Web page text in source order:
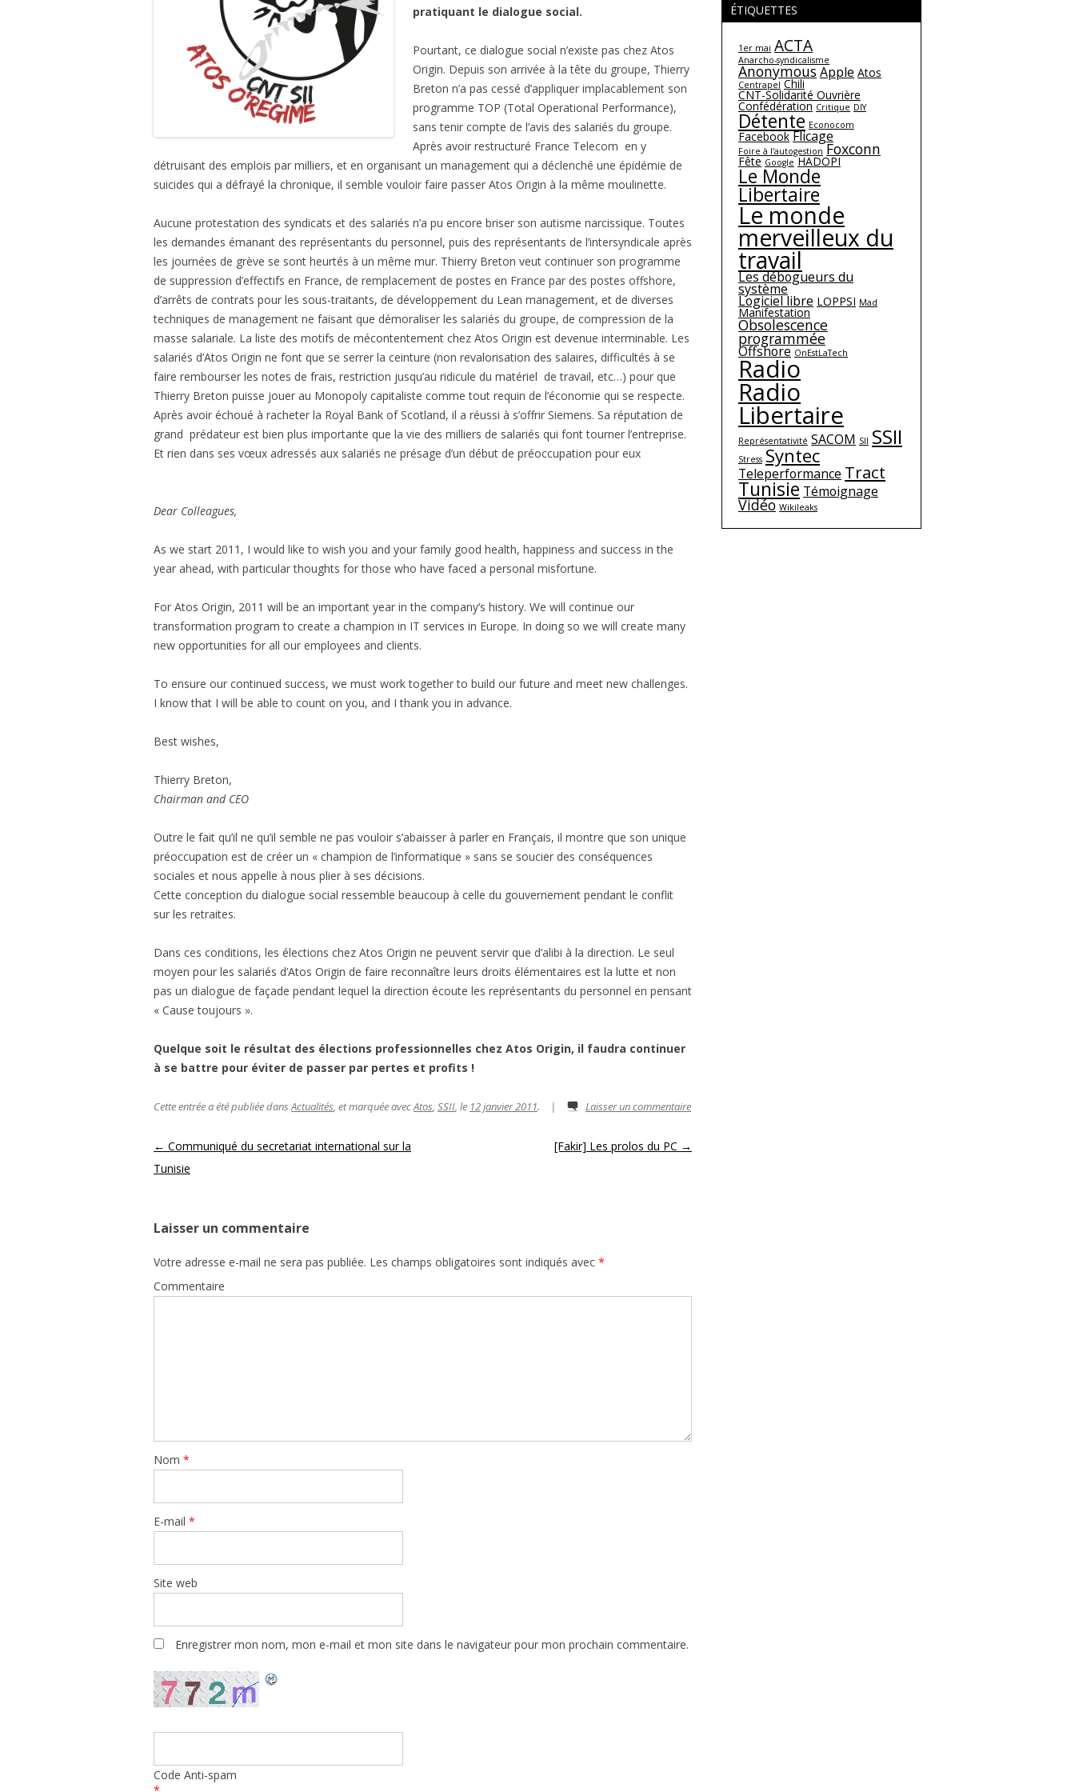
pratiquant le dialogue social.
Pourtant, ce dialogue social n’existe pas chez Atos
Origin. Depuis son arrivée à la tête du groupe, Thierry
Breton n’a pas cessé d’appliquer implacablement son
programme TOP (Total Operational Performance),
sans tenir compte de l’avis des salariés du groupe.
Après avoir restructuré France Telecom en y
détruisant des emplois par milliers, et en organisant un management qui a déclenché une épidémie de
suicides qui a défrayé la chronique, il semble vouloir faire passer Atos Origin à la même moulinette.
Aucune protestation des syndicats et des salariés n’a pu encore briser son autisme narcissique. Toutes
les demandes émanant des représentants du personnel, puis des représentants de l’intersyndicale après
les journées de grève se sont heurtés à un même mur. Thierry Breton veut continuer son programme
de suppression d’effectifs en France, de remplacement de postes en France par des postes offshore,
d’arrêts de contrats pour les sous-traitants, de développement du Lean management, et de diverses
techniques de management ne faisant que démoraliser les salariés du groupe, de compression de la
masse salariale. La liste des motifs de mécontentement chez Atos Origin est devenue interminable. Les
salariés d’Atos Origin ne font que se serrer la ceinture (non revalorisation des salaires, difficultés à se
faire rembourser les notes de frais, restriction jusqu’au ridicule du matériel de travail, etc…) pour que
Thierry Breton puisse jouer au Monopoly capitaliste comme tout requin de l’économie qui se respecte.
Après avoir échoué à racheter la Royal Bank of Scotland, il a réussi à s’offrir Siemens. Sa réputation de
grand prédateur est bien plus importante que la vie des milliers de salariés qui font tourner l’entreprise.
Et rien dans ses vœux adressés aux salariés ne présage d’un début de préoccupation pour eux
Dear Colleagues,
As we start 2011, I would like to wish you and your family good health, happiness and success in the
year ahead, with particular thoughts for those who have faced a personal misfortune.
For Atos Origin, 2011 will be an important year in the company‘s history. We will continue our
transformation program to create a champion in IT services in Europe. In doing so we will create many
new opportunities for all our employees and clients.
To ensure our continued success, we must work together to build our future and meet new challenges.
I know that I will be able to count on you, and I thank you in advance.
Best wishes,
Thierry Breton,
Chairman and CEO
Outre le fait qu’il ne qu’il semble ne pas vouloir s’abaisser à parler en Français, il montre que son unique
préoccupation est de créer un « champion de l’informatique » sans se soucier des conséquences
sociales et nous appelle à nous plier à ses décisions.
Cette conception du dialogue social ressemble beaucoup à celle du gouvernement pendant le conflit
sur les retraites.
Dans ces conditions, les élections chez Atos Origin ne peuvent servir que d’alibi à la direction. Le seul
moyen pour les salariés d’Atos Origin de faire reconnaître leurs droits élémentaires est la lutte et non
pas un dialogue de façade pendant lequel la direction écoute les représentants du personnel en pensant
« Cause toujours ».
Quelque soit le résultat des élections professionnelles chez Atos Origin, il faudra continuer
à se battre pour éviter de passer par pertes et profits !
Cette entrée a été publiée dansActualités, et marquée avecAtos, SSII, le 12 janvier 2011. | Laisser un commentaire
Navigation des articles
← Communiqué du secretariat international sur la
Tunisie
[Fakir] Les prolos du PC →
Laisser un commentaire
Votre adresse e-mail ne sera pas publiée. Les champs obligatoires sont indiqués avec *
Commentaire
Nom *
E-mail *
Site web
Enregistrer mon nom, mon e-mail et mon site dans le navigateur pour mon prochain commentaire.
Code Anti-spam
ÉTIQUETTES
1er mai ACTA
Anarcho-syndicalisme
AnonymousApple Atos
Centrapel Chili
CNT-Solidarité Ouvrière
Confédération Critique DIY
Détente Econocom
Facebook Flicage
Foire à l'autogestion Foxconn
Fête Google HADOPI
Le Monde
Libertaire
Le monde
merveilleux du
travail
Les débogueurs du
système
Logiciel libre LOPPSI Mad
Manifestation
Obsolescence
programmée
Offshore OnEstLaTech
Radio
Radio
Libertaire
Représentativité SACOM SII SSII
Stress Syntec
Teleperformance Tract
Tunisie Témoignage
Vidéo Wikileaks